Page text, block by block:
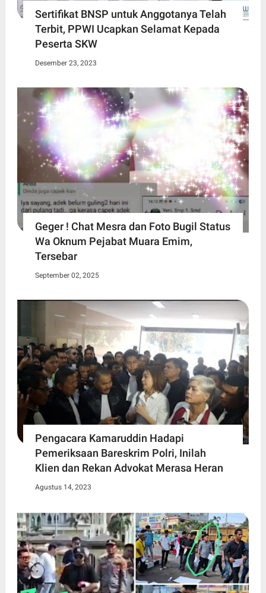
Sertifikat BNSP untuk Anggotanya Telah
Terbit, PPWI Ucapkan Selamat Kepada
Peserta SKW
Desember 23, 2023
Geger ! Chat Mesra dan Foto Bugil Status
Wa Oknum Pejabat Muara Emim,
Tersebar
September 02, 2025
Pengacara Kamaruddin Hadapi
Pemeriksaan Bareskrim Polri, Inilah
Klien dan Rekan Advokat Merasa Heran
Agustus 14, 2023